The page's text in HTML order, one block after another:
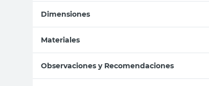
Dimensiones
Materiales
Observaciones y Recomendaciones